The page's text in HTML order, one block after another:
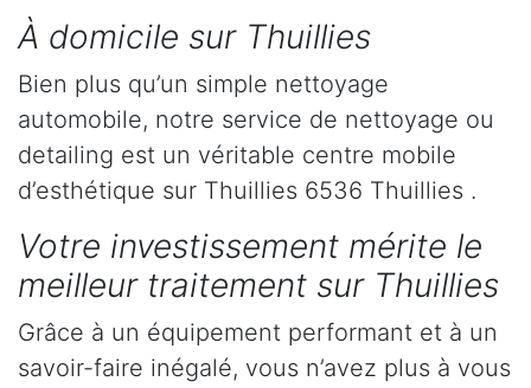
À domicile sur Thuillies
Bien plus qu’un simple nettoyage
automobile, notre service de nettoyage ou
detailing est un véritable centre mobile
d’esthétique sur Thuillies 6536 Thuillies .
Votre investissement mérite le
meilleur traitement sur Thuillies
Grâce à un équipement performant et à un
savoir-faire inégalé, vous n’avez plus à vous